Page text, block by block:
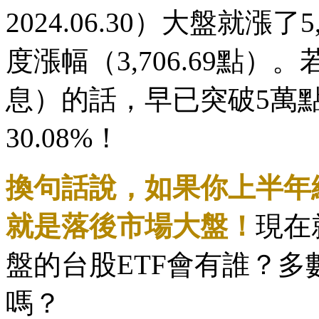
2024.06.30）大盤就漲了
度漲幅（3,706.69點）。
息）的話，早已突破5萬
30.08%！
換句話說，如果你上半
就是落後市場大盤！ 現在
盤的台股ETF會有誰？多
嗎？